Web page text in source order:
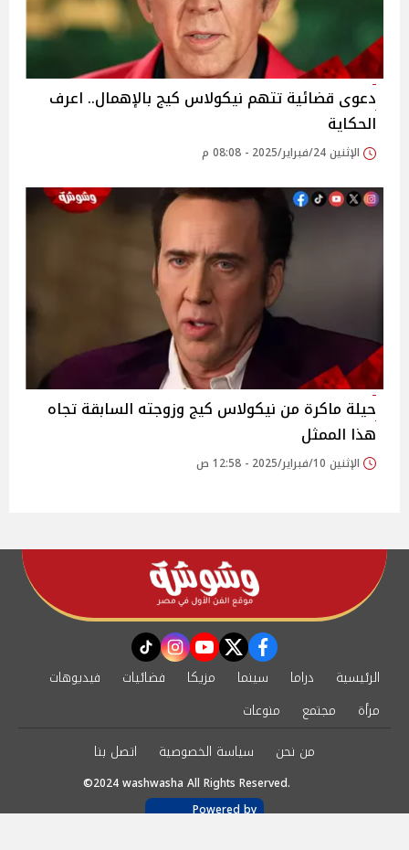
دعوى قضائية تتهم نيكولاس كيج بالإهمال.. اعرف
الحكاية
الإثنين 24/فبراير/2025 - 08:08 م
حيلة ماكرة من نيكولاس كيج وزوجته السابقة تجاه
هذا الممثل
الإثنين 10/فبراير/2025 - 12:58 ص
facebook
twitter
youtube
instagram
tiktok
الرئيسية دراما سينما مزيكا فضائيات
فيديوهات
مرأة
مجتمع
منوعات
من نحن
سياسة الخصوصية اتصل بنا
©2024 washwasha All Rights Reserved.
Powered by